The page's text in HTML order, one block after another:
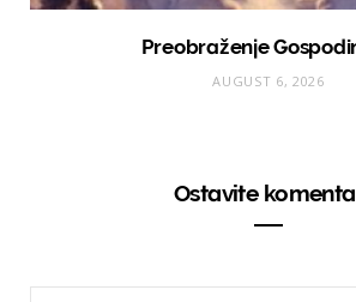
Preobraženje
AUGUST 6, 2026
Ostavite